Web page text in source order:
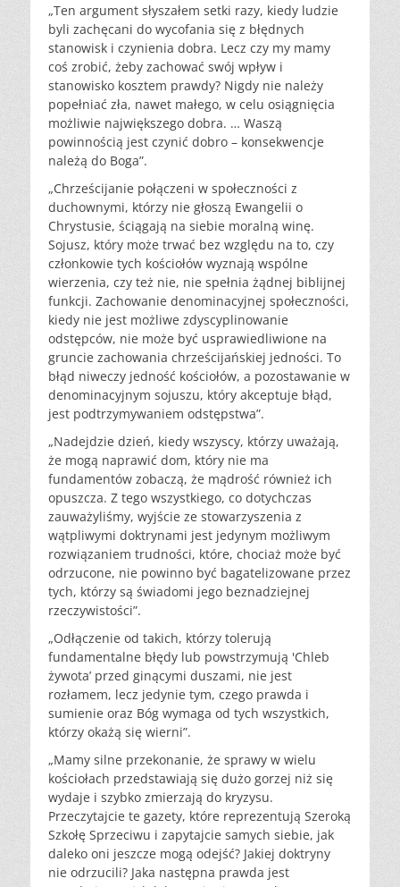
„Ten argument słyszałem setki razy, kiedy ludzie
byli zachęcani do wycofania się z błędnych
stanowisk i czynienia dobra. Lecz czy my mamy
coś zrobić, żeby zachować swój wpływ i
stanowisko kosztem prawdy? Nigdy nie należy
popełniać zła, nawet małego, w celu osiągnięcia
możliwie największego dobra. … Waszą
powinnością jest czynić dobro – konsekwencje
należą do Boga”.
„Chrześcijanie połączeni w społeczności z
duchownymi, którzy nie głoszą Ewangelii o
Chrystusie, ściągają na siebie moralną winę.
Sojusz, który może trwać bez względu na to, czy
członkowie tych kościołów wyznają wspólne
wierzenia, czy też nie, nie spełnia żądnej biblijnej
funkcji. Zachowanie denominacyjnej społeczności,
kiedy nie jest możliwe zdyscyplinowanie
odstępców, nie może być usprawiedliwione na
gruncie zachowania chrześcijańskiej jedności. To
błąd niweczy jedność kościołów, a pozostawanie w
denominacyjnym sojuszu, który akceptuje błąd,
jest podtrzymywaniem odstępstwa”.
„Nadejdzie dzień, kiedy wszyscy, którzy uważają,
że mogą naprawić dom, który nie ma
fundamentów zobaczą, że mądrość również ich
opuszcza. Z tego wszystkiego, co dotychczas
zauważyliśmy, wyjście ze stowarzyszenia z
wątpliwymi doktrynami jest jedynym możliwym
rozwiązaniem trudności, które, chociaż może być
odrzucone, nie powinno być bagatelizowane przez
tych, którzy są świadomi jego beznadziejnej
rzeczywistości”.
„Odłączenie od takich, którzy tolerują
fundamentalne błędy lub powstrzymują 'Chleb
żywota’ przed ginącymi duszami, nie jest
rozłamem, lecz jedynie tym, czego prawda i
sumienie oraz Bóg wymaga od tych wszystkich,
którzy okażą się wierni”.
„Mamy silne przekonanie, że sprawy w wielu
kościołach przedstawiają się dużo gorzej niż się
wydaje i szybko zmierzają do kryzysu.
Przeczytajcie te gazety, które reprezentują Szeroką
Szkołę Sprzeciwu i zapytajcie samych siebie, jak
daleko oni jeszcze mogą odejść? Jakiej doktryny
nie odrzucili? Jaka następna prawda jest